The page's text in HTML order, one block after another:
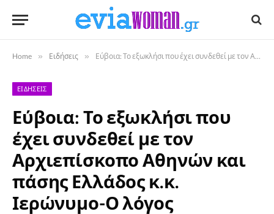
Home » Ειδήσεις » Εύβοια: Το εξωκλήσι που έχει συνδεθεί με τον Αρχιεπίσκοπο Αθηνών και πάσης Ελλάδος κ.κ. Ιερώνυμο-Ο λόγος
ΕΙΔΉΣΕΙΣ
Εύβοια: Το εξωκλήσι που
έχει συνδεθεί με τον
Αρχιεπίσκοπο Αθηνών και
πάσης Ελλάδος κ.κ.
Ιερώνυμο-Ο λόγος